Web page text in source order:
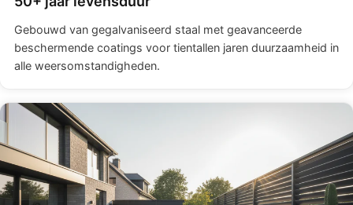
Gebouwd van gegalvaniseerd staal met geavanceerde
beschermende coatings voor tientallen jaren duurzaamheid in
alle weersomstandigheden.